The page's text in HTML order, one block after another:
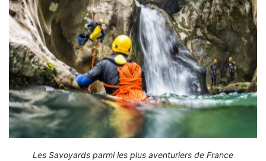
Les Savoyards parmi les plus aventuriers de France